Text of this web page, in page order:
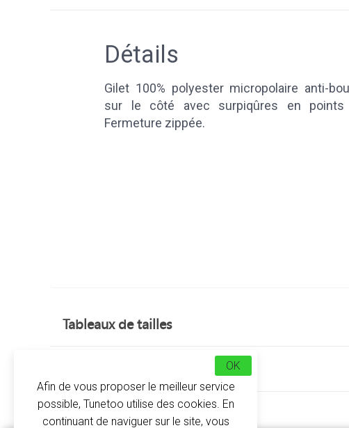
Détails
Gilet 100% polyester micropolaire anti-
sur le côté avec surpiqûres en points
Fermeture zippée.
Tableaux de tailles
À propos
Afin de vous proposer le meilleur service
possible, Tunetoo utilise des cookies. En
continuant de naviguer sur le site, vous
OK